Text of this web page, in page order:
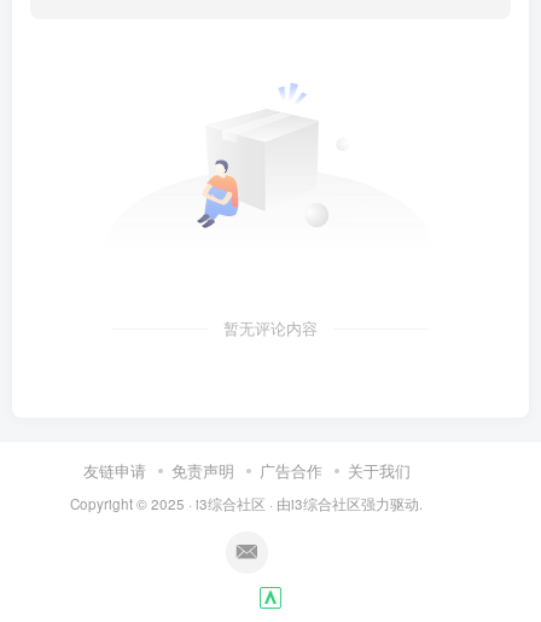
暂无评论内容
友链申请 免责声明 广告合作 关于我们
Copyright © 2025 · i3综合社区 · 由i3综合社区强力驱动.